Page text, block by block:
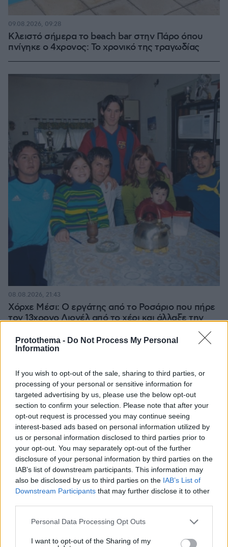
Protothema - Do Not Process My Personal
Information
If you wish to opt-out of the sale, sharing to third parties, or
processing of your personal or sensitive information for
targeted advertising by us, please use the below opt-out
section to confirm your selection. Please note that after your
opt-out request is processed you may continue seeing
interest-based ads based on personal information utilized by
us or personal information disclosed to third parties prior to
your opt-out. You may separately opt-out of the further
disclosure of your personal information by third parties on the
IAB’s list of downstream participants. This information may
also be disclosed by us to third parties on the IAB’s List of
Downstream Participants that may further disclose it to other
Please note that this website/app uses one or more Google
not limited to your visit or usage behaviour. You may click to
Personal Data Processing Opt Outs
I want to opt-out of the Sharing of my
Κλειστό σήμερα το beach bar στην Πάρο όπου
πνίγηκε ο 4χρονος: Το χρονικό της τραγωδίας
09.08.2026, 09:28
Χόρχε Μέσι: Ο εργάτης από το Ροσάριο που πήρε
τον 13χρονο Λιονέλ από το χέρι και άλλαξε την
ιστορία του ποδοσφαίρου με μια υπογραφή σε...
χαρτοπετσέτα
08.08.2026, 21:43
Εγκαταλείπει το κόμμα Καρυστιανού
και ο επιχειρηματίας Νίκος
Μπρουτζάκης: Καταγγέλλει κλειστή
κάστα, «λένε προδότες και
πληρωμένους όσους αποχωρούν»
08.08.2026, 18:48 355
Στο 401 οι δύο αστυνομικοί μετά το
τροχαίο στην Αθηνών-Σουνίου, πώς
έγινε η σφοδρή σύγκρουση με
αυτοκίνητο τουριστών
09.08.2026, 08:55 44